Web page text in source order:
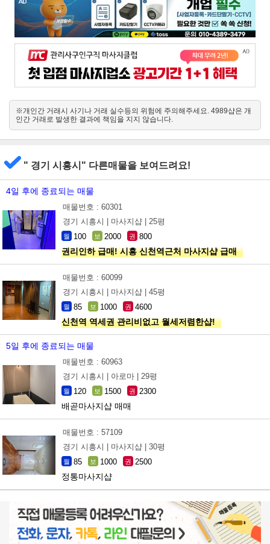
※개인간 거래시 사기나 거래 실수등의 위험에 주의해주세요. 4989샵은 개
인간 거래로 발생한 결과에 책임을 지지 않습니다.
" 경기 시흥시" 다른매물을 보여드려요!
4일 후에 종료되는 매물
매물번호 : 60301
경기 시흥시 |
마사지샵 | 25평
월 100 보 2000 권 800
권리인하 급매! 시흥 신천역근처 마사지샵 급매
매물번호 : 60099
경기 시흥시 |
마사지샵 | 45평
월 85 보 1000 권 4600
신천역 역세권 관리비없고 월세저렴한샵!
5일 후에 종료되는 매물
매물번호 : 60963
경기 시흥시 |
아로마 | 29평
월 120 보 1500 권 2300
배곧마사지샵 매매
매물번호 : 57109
경기 시흥시 |
마사지샵 | 30평
월 85 보 1000 권 2500
정통마사지샵